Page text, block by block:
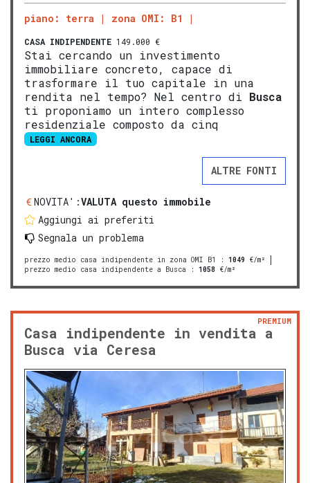
piano: terra zona OMI: B1
CASA INDIPENDENTE 149.000 €
Stai cercando un investimento
immobiliare concreto, capace di
trasformare il tuo capitale in una
rendita nel tempo? Nel centro di Busca
ti proponiamo un intero complesso
residenziale composto da cinq
LEGGI ANCORA
ALTRE FONTI
NOVITA':VALUTA questo immobile
Aggiungi ai preferiti
Segnala un problema
prezzo medio casa indipendente in zona OMI B1 : 1049 €/m²
prezzo medio casa indipendente a Busca : 1058 €/m²
Casa indipendente in vendita a
Busca via Ceresa
PREMIUM